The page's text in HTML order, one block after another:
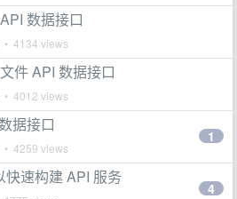
数据接口
4134 views
件 API 数据接口
4012 views
据接口
4259 views
1
速构建 API 服务
4